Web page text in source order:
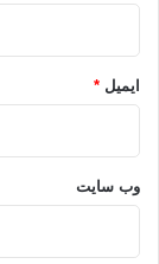
ایمیل *
وب‌ سایت